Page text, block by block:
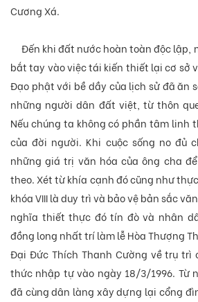
Cương Xá.
Đến khi đất nước hoàn toàn độc lập,
bắt tay vào việc tái kiến thiết lại cơ sở
Đạo phật với bề dầy của lịch sử đã ăn
những người dân đất việt, từ thôn
Nếu chúng ta không có phần tâm linh
của đời người. Khi cuộc sống no đủ
những giá trị văn hóa của ông cha
theo. Xét từ khía cạnh đó cũng như thực
khóa VIII là duy trì và bảo vệ bản sắc
nghĩa thiết thực đó tín đò và nhân
đồng long nhất trí làm lễ Hòa Thượng
Đại Đức Thích Thanh Cường về trụ trì
thức nhập tự vào ngày 18/3/1996. Từ
đã cùng dân làng xây dựng lại cổng